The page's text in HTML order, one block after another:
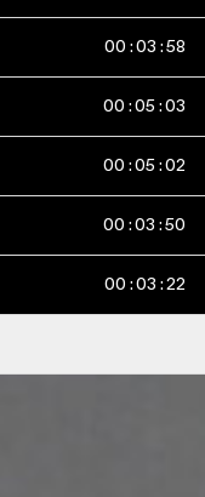
00 :03 :58
00 :05 :03
00 :05 :02
00 :03 :50
00 :03 :22